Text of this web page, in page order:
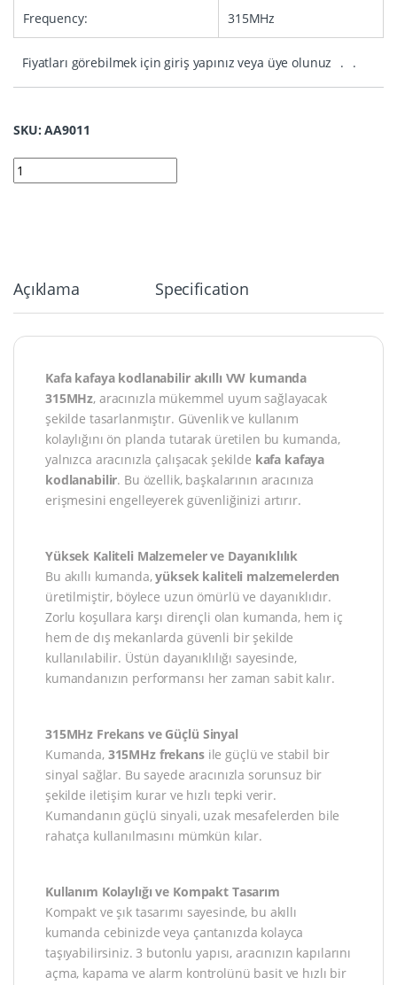
Frequency: 315MHz
Fiyatları görebilmek için giriş yapınız veya üye olunuz . .
SKU: AA9011
9011 | Akıllı Kumanda Sustalı 3 Buton 315MHz VW MQB tipi
Açıklama Specification
Kafa kafaya kodlanabilir akıllı VW kumanda
315MHz, aracınızla mükemmel uyum sağlayacak
şekilde tasarlanmıştır. Güvenlik ve kullanım
kolaylığını ön planda tutarak üretilen bu kumanda,
yalnızca aracınızla çalışacak şekilde kafa kafaya
kodlanabilir. Bu özellik, başkalarının aracınıza
erişmesini engelleyerek güvenliğinizi artırır.
Yüksek Kaliteli Malzemeler ve Dayanıklılık
Bu akıllı kumanda,yüksek kaliteli malzemelerden
üretilmiştir, böylece uzun ömürlü ve dayanıklıdır.
Zorlu koşullara karşı dirençli olan kumanda, hem iç
hem de dış mekanlarda güvenli bir şekilde
kullanılabilir. Üstün dayanıklılığı sayesinde,
kumandanızın performansı her zaman sabit kalır.
315MHz Frekans ve Güçlü Sinyal
Kumanda, 315MHz frekansile güçlü ve stabil bir
sinyal sağlar. Bu sayede aracınızla sorunsuz bir
şekilde iletişim kurar ve hızlı tepki verir.
Kumandanın güçlü sinyali, uzak mesafelerden bile
rahatça kullanılmasını mümkün kılar.
Kullanım Kolaylığı ve Kompakt Tasarım
Kompakt ve şık tasarımı sayesinde, bu akıllı
kumanda cebinizde veya çantanızda kolayca
taşıyabilirsiniz. 3 butonlu yapısı, aracınızın kapılarını
açma, kapama ve alarm kontrolünü basit ve hızlı bir